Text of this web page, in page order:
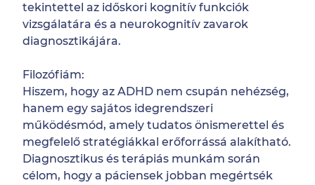
tekintettel az időskori kognitív funkciók
vizsgálatára és a neurokognitív zavarok
diagnosztikájára.
Filozófiám:
Hiszem, hogy az ADHD nem csupán nehézség,
hanem egy sajátos idegrendszeri
működésmód, amely tudatos önismerettel és
megfelelő stratégiákkal erőforrássá alakítható.
Diagnosztikus és terápiás munkám során
célom, hogy a páciensek jobban megértsék